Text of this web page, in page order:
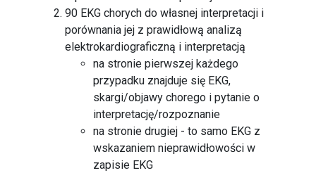
90 EKG chorych do własnej interpretacji i
porównania jej z prawidłową analizą
elektrokardiograficzną i interpretacją
na stronie pierwszej każdego
przypadku znajduje się EKG,
skargi/objawy chorego i pytanie o
interpretację/rozpoznanie
na stronie drugiej - to samo EKG z
wskazaniem nieprawidłowości w
zapisie EKG